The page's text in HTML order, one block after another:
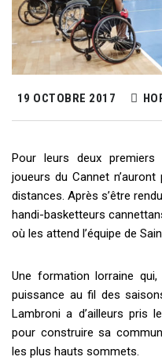
19 OCTOBRE 2017
Pour leurs deux
joueurs du Cannet
distances. Après s’être
handi-basketteurs
où les attend l’équipe de
Une formation lorraine
puissance au fil des
Lambroni a d’ailleurs pris
pour construire sa
les plus hauts sommets.